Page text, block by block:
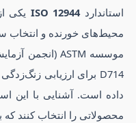
استانداردISO 12944 یکی
محیط‌های خورنده و انتخاب
داده است. آشنایی با این
محصولاتی را انتخاب کنند که